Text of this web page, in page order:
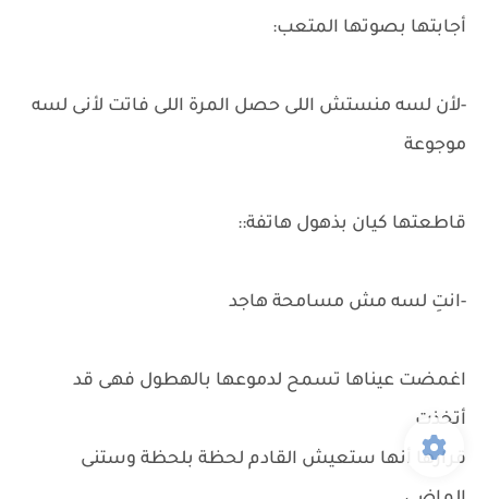
أجابتها بصوتها المتعب:
-لأن لسه منستش اللى حصل المرة اللى فاتت لأنى لسه
موجوعة
قاطعتها كيان بذهول هاتفة::
-انتِ لسه مش مسامحة هاجد
اغمضت عيناها تسمح لدموعها بالهطول فهى قد
أتخذت
قرارها أنها ستعيش القادم لحظة بلحظة وستنى